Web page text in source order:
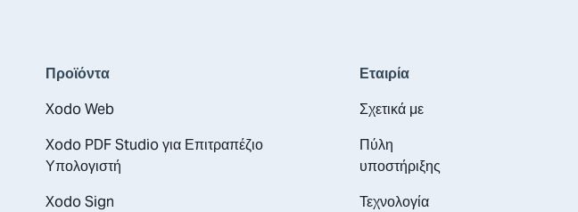
Προϊόντα
Xodo Web
Xodo PDF Studio για Επιτραπέζιο
Υπολογιστή
Xodo Sign
Εταιρία
Σχετικά με
Πύλη
υποστήριξης
Τεχνολογία